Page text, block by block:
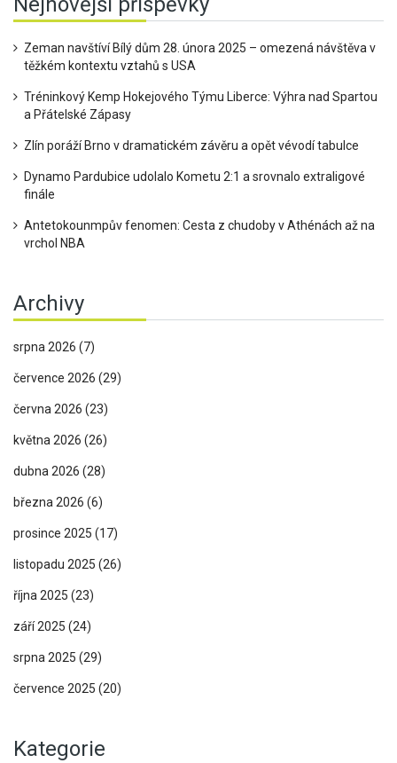
Zeman navštíví Bílý dům 28. února 2025 – omezená návštěva v
těžkém kontextu vztahů s USA
Tréninkový Kemp Hokejového Týmu Liberce: Výhra nad Spartou
a Přátelské Zápasy
Zlín poráží Brno v dramatickém závěru a opět vévodí tabulce
Dynamo Pardubice udolalo Kometu 2:1 a srovnalo extraligové
finále
Antetokounmpův fenomen: Cesta z chudoby v Athénách až na
vrchol NBA
Archivy
srpna 2026 (7)
července 2026 (29)
června 2026 (23)
května 2026 (26)
dubna 2026 (28)
března 2026 (6)
prosince 2025 (17)
listopadu 2025 (26)
října 2025 (23)
září 2025 (24)
srpna 2025 (29)
července 2025 (20)
Kategorie